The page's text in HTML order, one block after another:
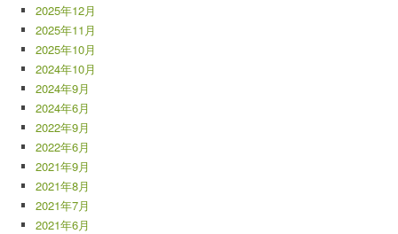
2025年12月
2025年11月
2025年10月
2024年10月
2024年9月
2024年6月
2022年9月
2022年6月
2021年9月
2021年8月
2021年7月
2021年6月